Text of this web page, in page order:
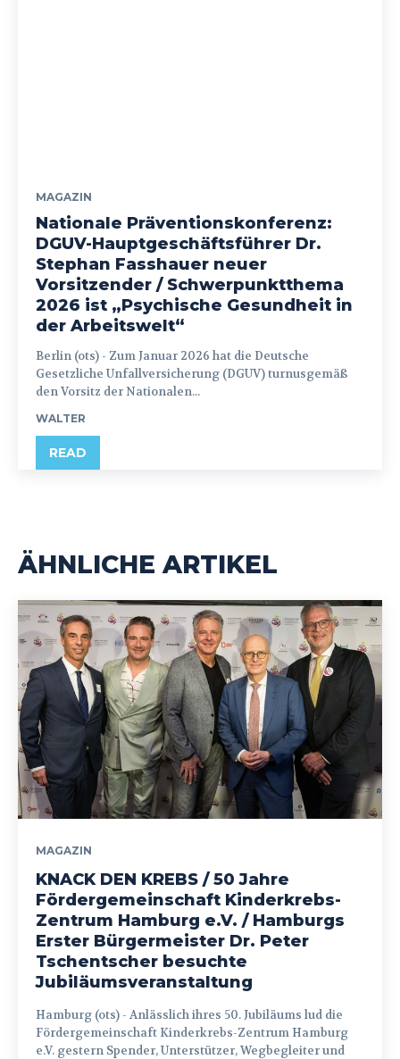
MAGAZIN
Nationale Präventionskonferenz:
DGUV-Hauptgeschäftsführer Dr.
Stephan Fasshauer neuer
Vorsitzender / Schwerpunktthema
2026 ist „Psychische Gesundheit in
der Arbeitswelt“
Berlin (ots) - Zum Januar 2026 hat die Deutsche
Gesetzliche Unfallversicherung (DGUV) turnusgemäß
den Vorsitz der Nationalen...
WALTER
READ
ÄHNLICHE ARTIKEL
MAGAZIN
KNACK DEN KREBS / 50 Jahre
Fördergemeinschaft Kinderkrebs-
Zentrum Hamburg e.V. / Hamburgs
Erster Bürgermeister Dr. Peter
Tschentscher besuchte
Jubiläumsveranstaltung
Hamburg (ots) - Anlässlich ihres 50. Jubiläums lud die
Fördergemeinschaft Kinderkrebs-Zentrum Hamburg
e.V. gestern Spender, Unterstützer, Wegbegleiter und